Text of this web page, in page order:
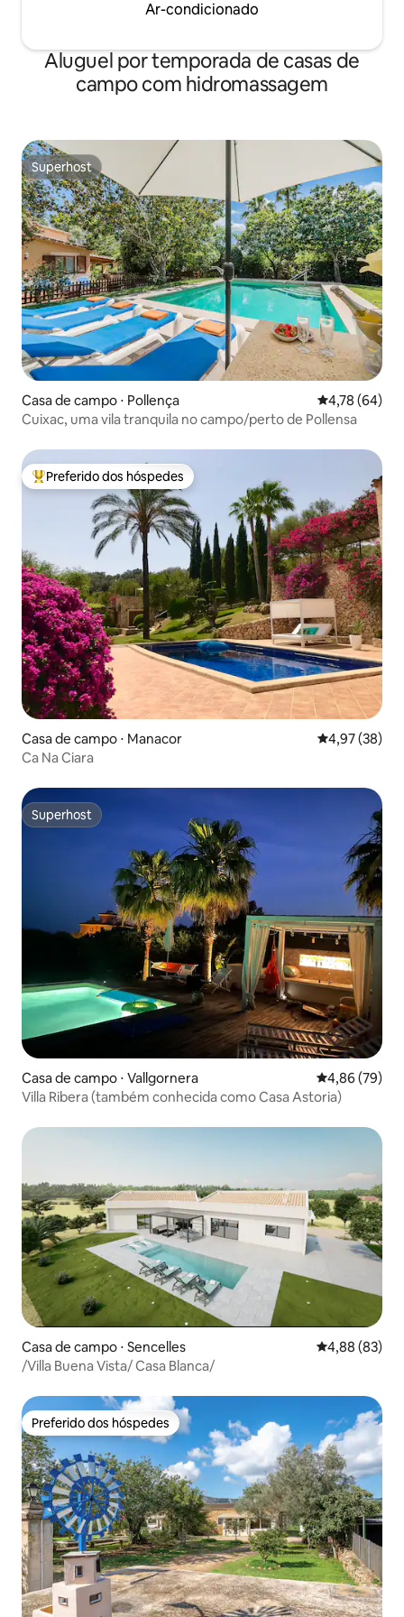
Ar-condicionado
Aluguel por temporada de casas de
campo com hidromassagem
Superhost
Superhost
Casa de campo ⋅ Pollença 4,78 de uma
4,78 (64)
Cuixac, uma vila tranquila no campo/perto de Pollensa
Entre os melhores preferidos dos hóspedes
Preferido dos hóspedes
Casa de campo ⋅ Manacor 4,97 de uma
4,97 (38)
Ca Na Ciara
Superhost
Superhost
Casa de campo ⋅ Vallgornera 4,86 de uma
4,86 (79)
Villa Ribera (também conhecida como Casa Astoria)
Casa de campo ⋅ Sencelles 4,88 de uma
4,88 (83)
/Villa Buena Vista/ Casa Blanca/
Preferido dos hóspedes
Preferido dos hóspedes